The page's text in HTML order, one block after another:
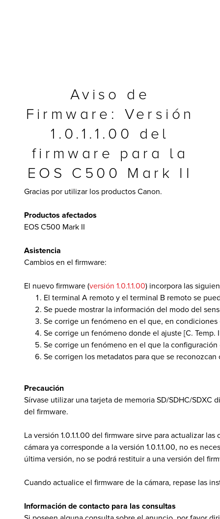
Multifuncionales
Software
Aviso de
Firmware: Versión
1.0.1.1.00 del
firmware para la
EOS C500 Mark II
Gracias por utilizar los productos Canon.
Productos afectados
EOS C500 Mark II
Asistencia
Cambios en el firmware:
El nuevo firmware (versión 1.0.1.1.00) incorpora las
El terminal A remoto y el terminal B remoto se
Se puede mostrar la información del modo del
Se corrige un fenómeno en el que, en
Se corrige un fenómeno donde el ajuste [C. Temp.
Se corrige un fenómeno en el que la
Se corrigen los metadatos para que se
Precaución
Sírvase utilizar una tarjeta de memoria SD/SDHC/SDXC
del firmware.
La versión 1.0.1.1.00 del firmware sirve para actualizar
cámara ya corresponde a la versión 1.0.1.1.00, no es
última versión, no se podrá restituir a una versión del
Cuando actualice el firmware de la cámara, repase las
Información de contacto para las consultas